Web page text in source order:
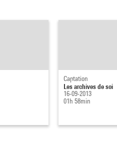
Captation
Les archives de soi
16-09-2013
01h 58min